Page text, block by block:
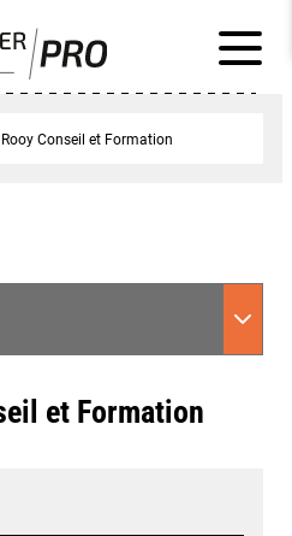
Conseil et Formation
et Formation